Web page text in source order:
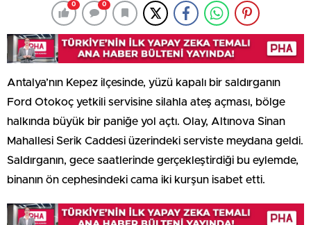
0 0
Antalya’nın Kepez ilçesinde, yüzü kapalı bir saldırganın
Ford Otokoç yetkili servisine silahla ateş açması, bölge
halkında büyük bir paniğe yol açtı. Olay, Altınova Sinan
Mahallesi Serik Caddesi üzerindeki serviste meydana geldi.
Saldırganın, gece saatlerinde gerçekleştirdiği bu eylemde,
binanın ön cephesindeki cama iki kurşun isabet etti.